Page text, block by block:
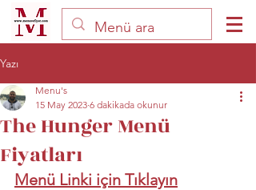
Yazı
The Hunger Menü
Fiyatları
Menu's
15 May 2023 6 dakikada okunur
Menü Linki için Tıklayın